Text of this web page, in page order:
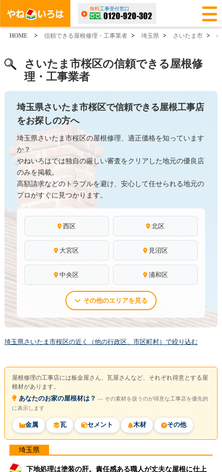
無料工事受付窓口
HOME > 信頼できる屋根修理・工事業者 > 埼玉県 > さいたま市 >
さいたま市桜区の信頼できる屋根修
理・工事業者
埼玉県さいたま市桜区で信頼できる屋根工事店
をお探しの方へ
埼玉県さいたま市桜区の屋根修理、適正価格を知っています
か？
やねいろはでは独自の厳しい審査をクリアした地元の優良店
のみを掲載。
高額請求などのトラブルを避け、安心して任せられる地元の
プロがすぐに見つかります。
西区 北区
大宮区 見沼区
中央区 浦和区
その他のエリアを見る
埼玉県さいたま市桜区の近く（他の行政区、市区町村）で絞り込む
屋根修理の工事店には板金屋さん、瓦屋さんなど、それぞれ得意とする屋
根材があります。
あなたのお家の屋根材は？ ― その素材を扱うのが得意な工事店を優先的
に表示します
金属 瓦 セメント 木材 その他
埼玉県
下地処理は塗装の肝。責任感ある職人が丈夫な屋根に仕上